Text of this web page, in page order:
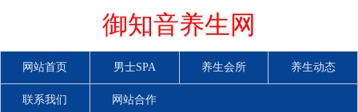
御知音养生网
网站首页 男士SPA 养生会所 养生动态
联系我们 网站合作